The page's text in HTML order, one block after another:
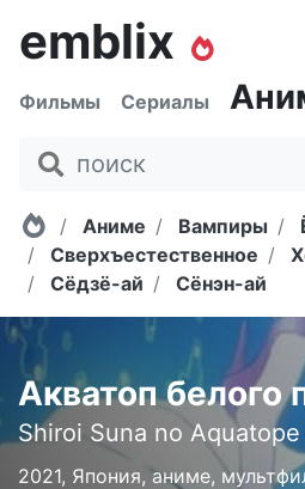
emblix
Фильмы Сериалы
Главная
Аниме Вампиры
Сверхъестественное
Сёдзё-ай
Сёнэн-ай
Акватоп белого
Shiroi Suna no Aquatope
2021, Япония, аниме,